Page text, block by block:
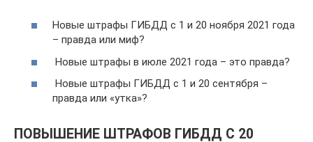
Новые штрафы ГИБДД с 1 и 20 ноября 2021 года
– правда или миф?
Новые штрафы в июле 2021 года – это правда?
Новые штрафы ГИБДД с 1 и 20 сентября –
правда или «утка»?
ПОВЫШЕНИЕ ШТРАФОВ ГИБДД С 20